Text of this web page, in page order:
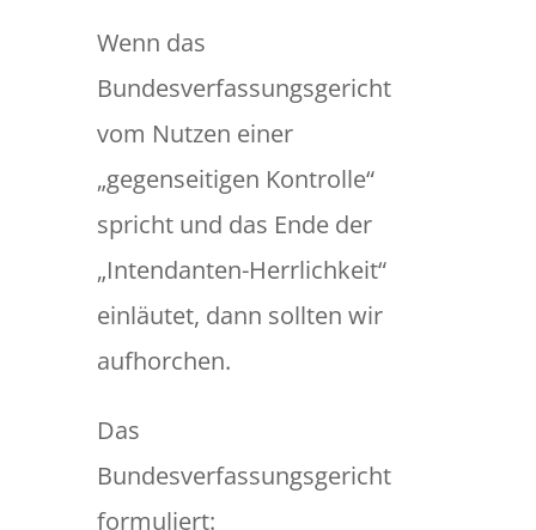
Wenn das
Bundesverfassungsgericht
vom Nutzen einer
„gegenseitigen Kontrolle“
spricht und das Ende der
„Intendanten-Herrlichkeit“
einläutet, dann sollten wir
aufhorchen.
Das
Bundesverfassungsgericht
formuliert: